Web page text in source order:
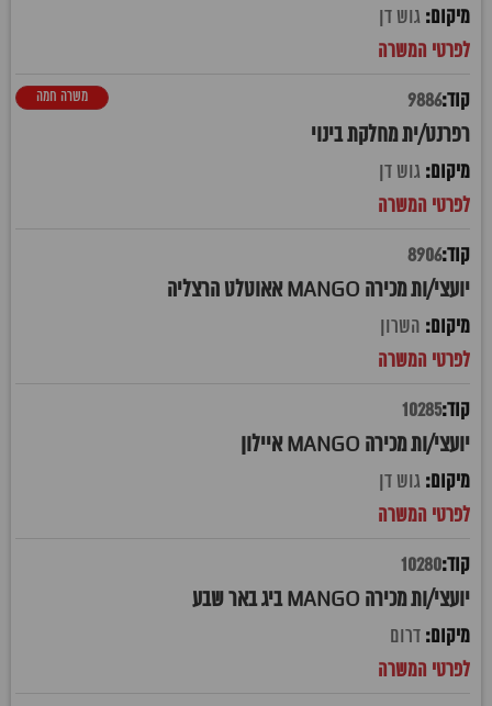
גוש דן
9886
רפרנט/ית מחלקת בינוי
משרה חמה
גוש דן
8906
יועצי/ות מכירה MANGO אאוטלט הרצליה
השרון
10285
יועצי/ות מכירה MANGO איילון
גוש דן
10280
יועצי/ות מכירה MANGO ביג באר שבע
דרום